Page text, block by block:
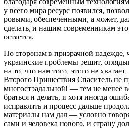
у всего мира ресурс появился,
ровыми, обеспечен­ными, а может,
сделать, и на­шим современникам это
остается.
По сторонам в призрачной надежде,
украинские проблемы решит,
на то, что нам того, этого не
Второго Пришествия Спаситель не
многострадальной! — тем не менее
браться и делать, и хотя иногда
исправлять и процесс дальше
материалы нам дал — условно
сами и человека нового, и страну